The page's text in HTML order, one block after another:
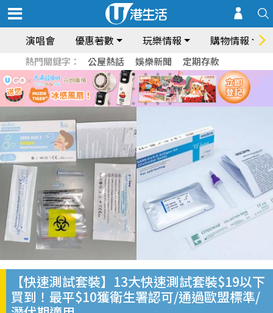
演唱會 優惠著數 玩樂情報 購物情報
熱門關鍵字： 公屋熱話 娛樂新聞 定期存款
【快速測試套裝】13大快速測試套裝$19以下
買到！最平$10獲衛生署認可/通過歐盟標準/